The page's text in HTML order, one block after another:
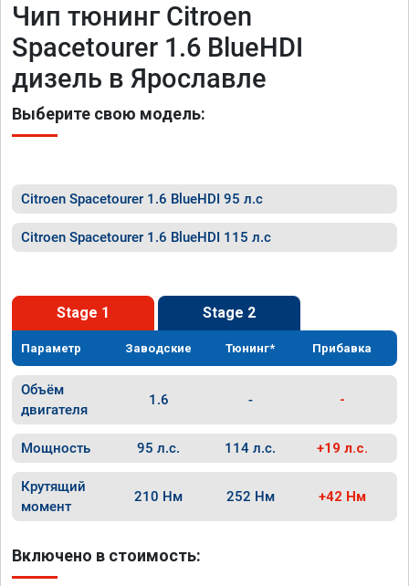
Чип тюнинг Citroen
Spacetourer 1.6 BlueHDI
дизель в Ярославле
Выберите свою модель:
Citroen Spacetourer 1.6 BlueHDI 95 л.с
Citroen Spacetourer 1.6 BlueHDI 115 л.с
Stage 1 Stage 2
Параметр Заводские Тюнинг* Прибавка
Объём
двигателя
1.6 - -
Мощность 95 л.с. 114 л.с. +19 л.с.
Крутящий
момент
210 Нм 252 Нм +42 Нм
Включено в стоимость: